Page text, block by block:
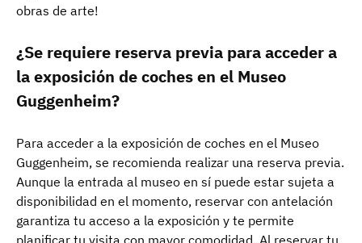
obras de arte!
¿Se requiere reserva previa para acceder a
la exposición de coches en el Museo
Guggenheim?
Para acceder a la exposición de coches en el Museo
Guggenheim, se recomienda realizar una reserva previa.
Aunque la entrada al museo en sí puede estar sujeta a
disponibilidad en el momento, reservar con antelación
garantiza tu acceso a la exposición y te permite
planificar tu visita con mayor comodidad. Al reservar tu